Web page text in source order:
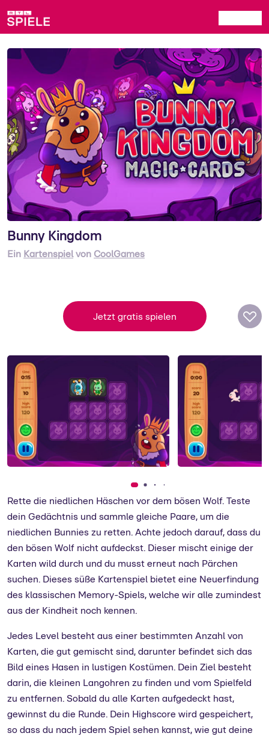
Bunny Kingdom
Ein Kartenspielvon CoolGames
Über 2 Mio. Spieler vertreiben sich täglich
die Langeweile mit kostenlosen
Onlinespielen des holländischen Studios
Jetzt gratis spielen
Rette die niedlichen Häschen vor dem bösen Wolf. Teste
dein Gedächtnis und sammle gleiche Paare, um die
niedlichen Bunnies zu retten. Achte jedoch darauf, dass du
den bösen Wolf nicht aufdeckst. Dieser mischt einige der
Karten wild durch und du musst erneut nach Pärchen
suchen. Dieses süße Kartenspiel bietet eine Neuerfindung
des klassischen Memory-Spiels, welche wir alle zumindest
aus der Kindheit noch kennen.
Jedes Level besteht aus einer bestimmten Anzahl von
Karten, die gut gemischt sind, darunter befindet sich das
Bild eines Hasen in lustigen Kostümen. Dein Ziel besteht
darin, die kleinen Langohren zu finden und vom Spielfeld
zu entfernen. Sobald du alle Karten aufgedeckt hast,
gewinnst du die Runde. Dein Highscore wird gespeichert,
so dass du nach jedem Spiel sehen kannst, wie gut deine